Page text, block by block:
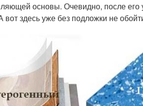
основы. Очевидно, после его
вот здесь уже без подложки не